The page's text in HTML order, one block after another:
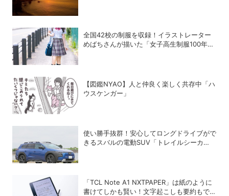
全国42校の制服を収録！イラストレーター
めばちさんが描いた「女子高生制服100年図
【図鑑NYAO】人と仲良く楽しく共存中「ハ
ウスケンガー」
使い勝手抜群！安心してロングドライブがで
きるスバルの電動SUV「トレイルシーカ
「TCL Note A1 NXTPAPER」は紙のように
書けてしかも賢い！文字起こしも要約もでき